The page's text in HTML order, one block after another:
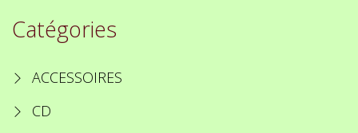
Catégories
ACCESSOIRES
CD